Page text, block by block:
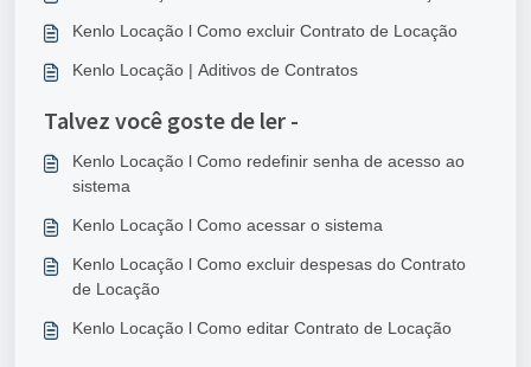
Kenlo Locação l Como excluir Contrato de Locação
Kenlo Locação | Aditivos de Contratos
Talvez você goste de ler -
Kenlo Locação l Como redefinir senha de acesso ao
sistema
Kenlo Locação l Como acessar o sistema
Kenlo Locação l Como excluir despesas do Contrato
de Locação
Kenlo Locação l Como editar Contrato de Locação